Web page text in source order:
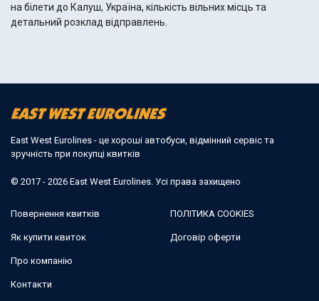
на білети до Калуш, Україна, кількість вільних місць та
детальний розклад відправлень.
East West Eurolines - це хороші автобуси, відмінний сервіс та
зручність при покупці квитків
© 2017 - 2026 East West Eurolines. Усі права захищено
Повернення квитків
Як купити квиток
Про компанію
Контакти
ПОЛІТИКА COOKIES
Договір оферти